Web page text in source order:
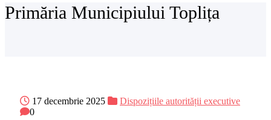
Primăria Municipiului Toplița
17 decembrie 2025
Dispozițiile autorității executive
0